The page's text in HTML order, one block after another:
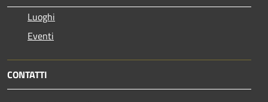
Luoghi
Eventi
CONTATTI